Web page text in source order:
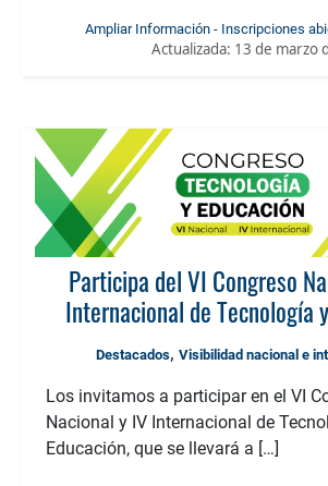
Ampliar Información - Inscripciones
Diplomado en Pedagogía para
Actualizada: 13 de marzo
Participa del VI Congreso
Internacional de Tecnología
Destacados, Visibilidad nacional e
Los invitamos a participar en el VI
Nacional y IV Internacional de
Educación, que se llevará a […]